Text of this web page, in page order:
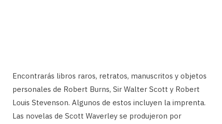
Encontrarás libros raros, retratos, manuscritos y objetos
personales de Robert Burns, Sir Walter Scott y Robert
Louis Stevenson. Algunos de estos incluyen la imprenta.
Las novelas de Scott Waverley se produjeron por